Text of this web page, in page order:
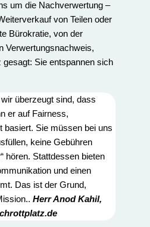
um die Nachverwertung –
von Teilen oder
Bürokratie, von der
Verwertungs­nachweis,
Sie entspannen sich
überzeugt sind, dass
er auf Fairness,
basiert. Sie müssen bei uns
keine Gebühren
hören. Stattdessen bieten
und einen
Das ist der Grund,
HerrAnod Kahil,